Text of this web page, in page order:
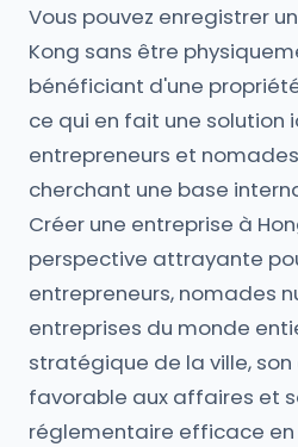
Vous pouvez enregistrer
Kong sans être
bénéficiant d'une
ce qui en fait une solution
entrepreneurs et
cherchant une base
Créer une entreprise à
perspective attrayante
entrepreneurs, nomades
entreprises du monde
stratégique de la ville,
favorable aux affaires et
réglementaire efficace en